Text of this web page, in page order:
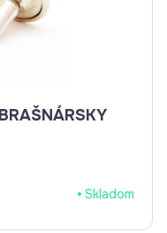
3,5X13 75 MS /BRAŠNÁRSKY
Skladom